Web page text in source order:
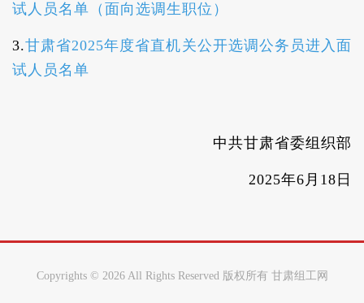
试人员名单（面向选调生职位）
3.甘肃省2025年度省直机关公开选调公务员进入面
试人员名单
中共甘肃省委组织部
2025年6月18日
Copyrights © 2026 All Rights Reserved 版权所有 甘肃组工网